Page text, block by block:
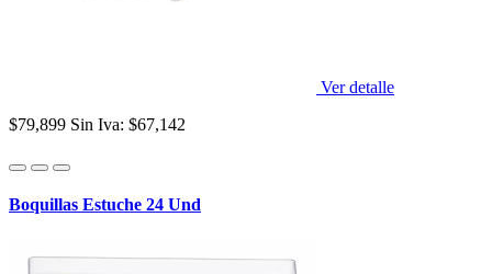
Ver detalle
$79,899 Sin Iva: $67,142
Boquillas Estuche 24 Und